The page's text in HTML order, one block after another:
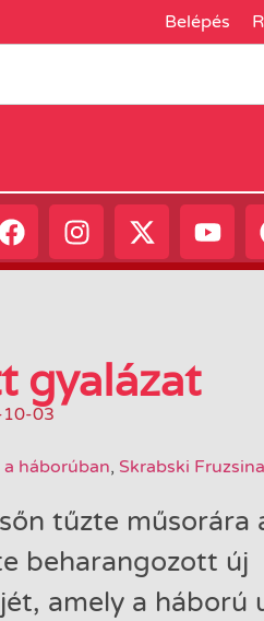
Belépés
gyalázat
03
a háborúban, Skrabski Fruzsina
tűzte műsorára
beharangozott új
amely a háború